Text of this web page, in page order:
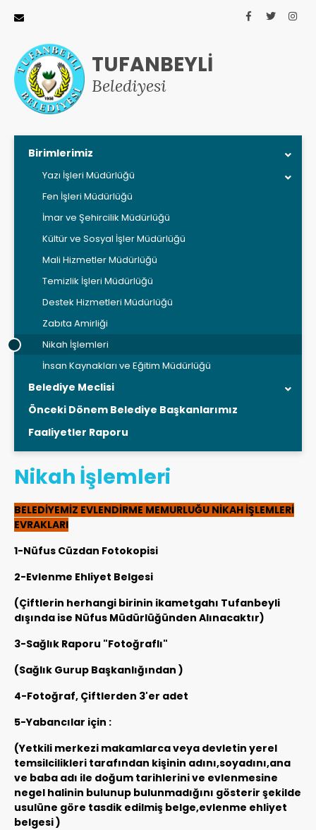
TUFANBEYLİ
Belediyesi
Birimlerimiz
Yazı İşleri Müdürlüğü
Fen İşleri Müdürlüğü
İmar ve Şehircilik Müdürlüğü
Kültür ve Sosyal İşler Müdürlüğü
Mali Hizmetler Müdürlüğü
Temizlik İşleri Müdürlüğü
Destek Hizmetleri Müdürlüğü
Zabıta Amirliği
Nikah İşlemleri
İnsan Kaynakları ve Eğitim Müdürlüğü
Belediye Meclisi
Önceki Dönem Belediye Başkanlarımız
Faaliyetler Raporu
Nikah İşlemleri
BELEDİYEMİZ EVLENDİRME MEMURLUĞU NİKAH İŞLEMLERİ
EVRAKLARI
1-Nüfus Cüzdan Fotokopisi
2-Evlenme Ehliyet Belgesi
(Çiftlerin herhangi birinin ikametgahı Tufanbeyli
dışında ise Nüfus Müdürlüğünden Alınacaktır)
3-Sağlık Raporu "Fotoğraflı"
(Sağlık Gurup Başkanlığından )
4-Fotoğraf, Çiftlerden 3'er adet
5-Yabancılar için :
(Yetkili merkezi makamlarca veya devletin yerel
temsilcilikleri tarafından kişinin adını,soyadını,ana
ve baba adı ile doğum tarihlerini ve evlenmesine
negel halinin bulunup bulunmadığını gösterir şekilde
usulüne göre tasdik edilmiş belge,evlenme ehliyet
belgesi )